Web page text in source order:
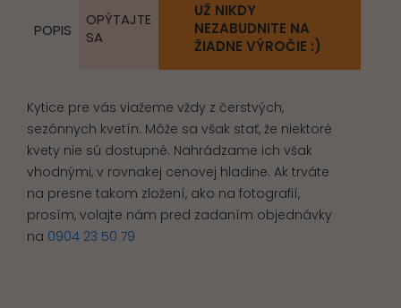
POPIS
OPÝTAJTE
SA
UŽ NIKDY
NEZABUDNITE NA
ŽIADNE VÝROČIE :)
Kytice pre vás viažeme vždy z čerstvých,
sezónnych kvetín. Môže sa však stať, že niektoré
kvety nie sú dostupné. Nahrádzame ich však
vhodnými, v rovnakej cenovej hladine. Ak trváte
na presne takom zložení, ako na fotografií,
prosím, volajte nám pred zadaním objednávky
na 0904 23 50 79